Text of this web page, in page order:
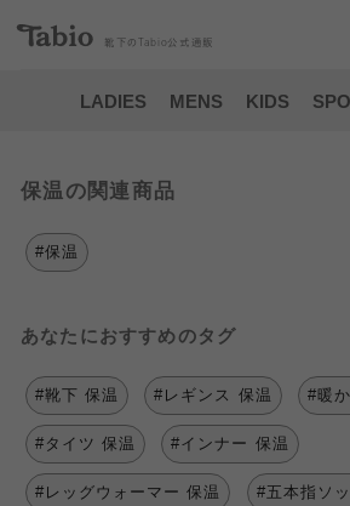
靴下の Tabio 公式通販
LADIES MENS KIDS
保温の関連商品
#保温
あなたにおすすめのタグ
#靴下 保温 #レギンス 保温 #暖
#タイツ 保温 #インナー 保温
#レッグウォーマー 保温 #五本指ソ